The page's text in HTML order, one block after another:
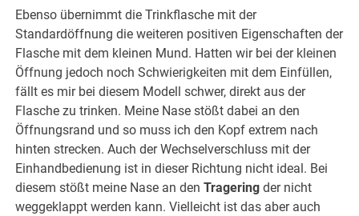
Ebenso übernimmt die Trinkflasche mit der
Standardöffnung die weiteren positiven Eigenschaften der
Flasche mit dem kleinen Mund. Hatten wir bei der kleinen
Öffnung jedoch noch Schwierigkeiten mit dem Einfüllen,
fällt es mir bei diesem Modell schwer, direkt aus der
Flasche zu trinken. Meine Nase stößt dabei an den
Öffnungsrand und so muss ich den Kopf extrem nach
hinten strecken. Auch der Wechselverschluss mit der
Einhandbedienung ist in dieser Richtung nicht ideal. Bei
diesem stößt meine Nase an denTragering der nicht
weggeklappt werden kann. Vielleicht ist das aber auch